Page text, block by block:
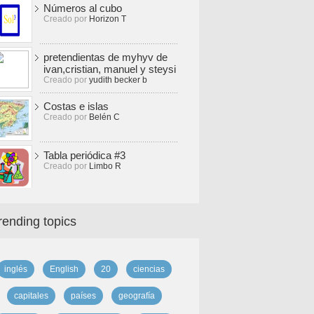
Números al cubo
Creado por Horizon T
pretendientas de myhyv de
ivan,cristian, manuel y steysi
Creado por yudith becker b
Costas e islas
Creado por Belén C
Tabla periódica #3
Creado por Limbo R
topics
inglés English 20 ciencias
capitales países geografía